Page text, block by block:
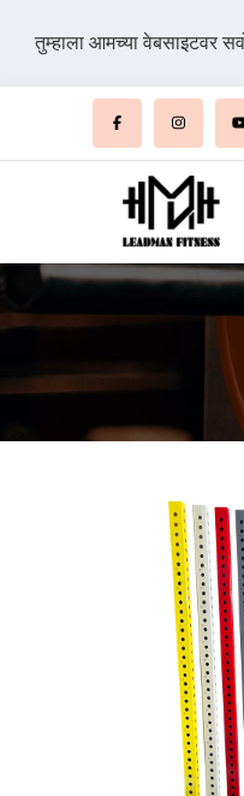
तुम्हाला आमच्या वेबसाइटवर